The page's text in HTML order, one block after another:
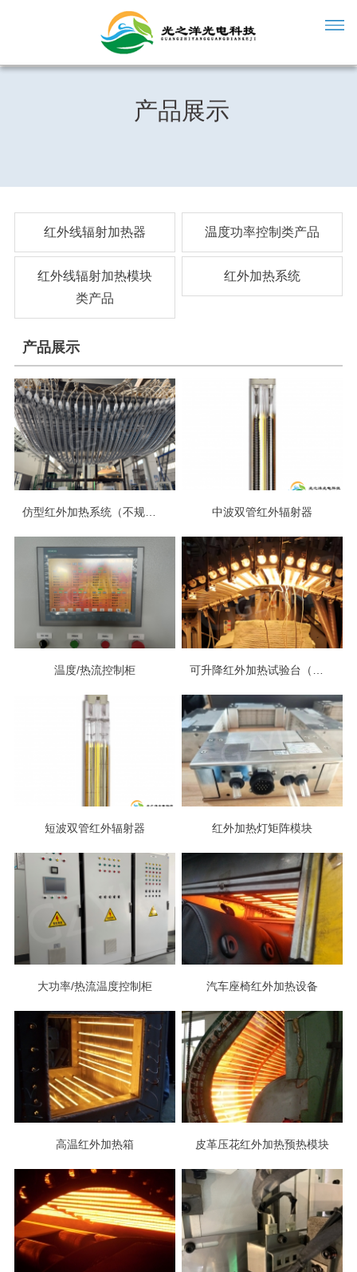
产品展示
红外线辐射加热器 温度功率控制类产品
红外线辐射加热模块
类产品
红外加热系统
产品展示
仿型红外加热系统（不规则曲面） 中波双管红外辐射器
温度/热流控制柜
短波双管红外辐射器 红外加热灯矩阵模块
大功率/热流温度控制柜 汽车座椅红外加热设备
高温红外加热箱 皮革压花红外加热预热模块